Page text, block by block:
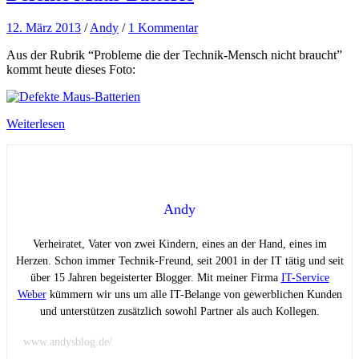
12. März 2013 /Andy / 1 Kommentar
Aus der Rubrik “Probleme die der Technik-Mensch nicht braucht”
kommt heute dieses Foto:
Weiterlesen
Andy
Verheiratet, Vater von zwei Kindern, eines an der Hand, eines im
Herzen. Schon immer Technik-Freund, seit 2001 in der IT tätig und seit
über 15 Jahren begeisterter Blogger. Mit meiner Firma IT-Service
Weberkümmern wir uns um alle IT-Belange von gewerblichen Kunden
und unterstützen zusätzlich sowohl Partner als auch Kollegen.
www.andysblog.de/